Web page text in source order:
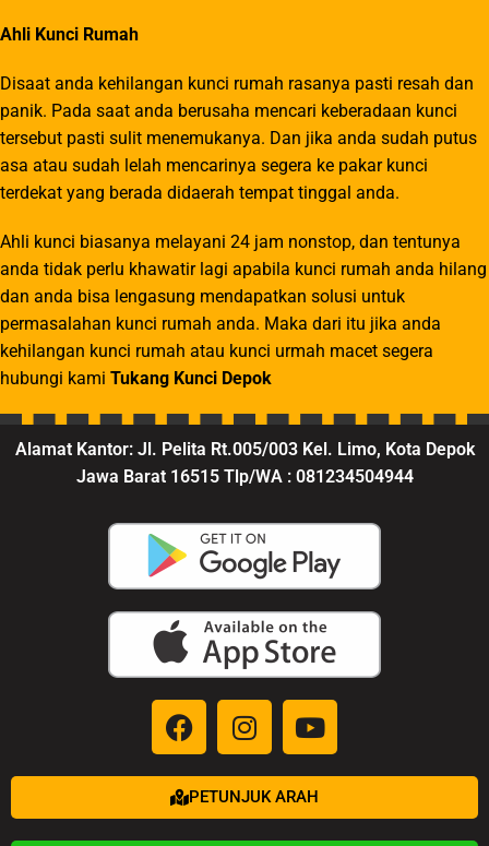
Ahli Kunci Rumah
Disaat anda kehilangan kunci rumah rasanya pasti resah dan
panik. Pada saat anda berusaha mencari keberadaan kunci
tersebut pasti sulit menemukanya. Dan jika anda sudah putus
asa atau sudah lelah mencarinya segera ke pakar kunci
terdekat yang berada didaerah tempat tinggal anda.
Ahli kunci biasanya melayani 24 jam nonstop, dan tentunya
anda tidak perlu khawatir lagi apabila kunci rumah anda hilang
dan anda bisa lengasung mendapatkan solusi untuk
permasalahan kunci rumah anda. Maka dari itu jika anda
kehilangan kunci rumah atau kunci urmah macet segera
hubungi kami Tukang Kunci Depok
Alamat Kantor: Jl. Pelita Rt.005/003 Kel. Limo, Kota Depok
Jawa Barat 16515 Tlp/WA : 081234504944
PETUNJUK ARAH